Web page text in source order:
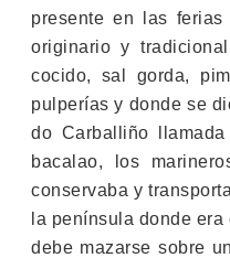
presente en las
originario y
cocido, sal gorda,
pulperías y donde se
do Carballiño
bacalao, los
conservaba y
la península donde
debe mazarse sobre